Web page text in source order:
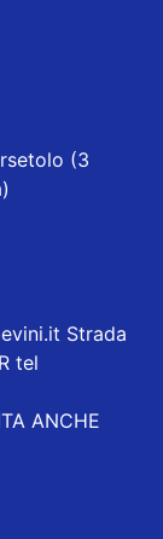
(3
Strada
tel
ANCHE